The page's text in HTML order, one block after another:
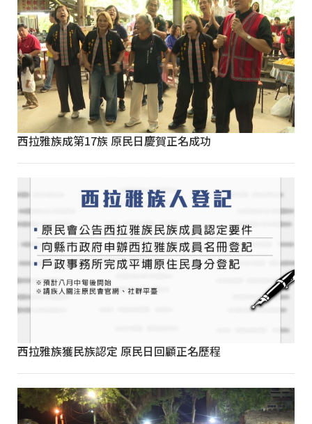
西拉雅族成第17族 原民日慶賀正名成功
西拉雅族獲民族認定 原民日回顧正名歷程